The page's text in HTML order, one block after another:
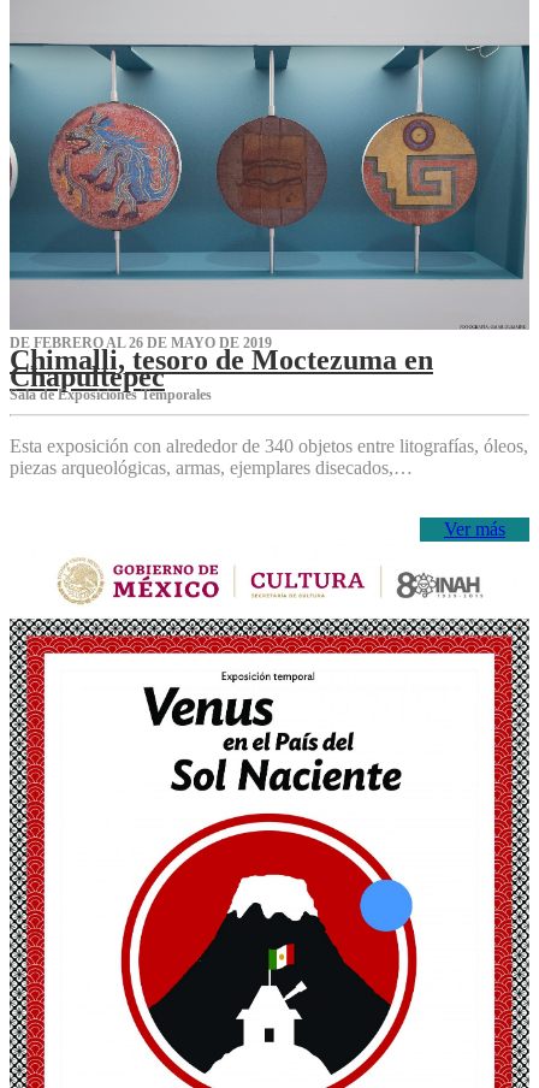
DE FEBRERO AL 26 DE MAYO DE 2019
Chimalli, tesoro de Moctezuma en
Chapultepec
Sala de Exposiciones Temporales
Esta exposición con alrededor de 340 objetos entre litografías, óleos,
piezas arqueológicas, armas, ejemplares disecados,…
Ver más